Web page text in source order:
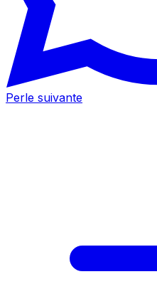
Perle suivante